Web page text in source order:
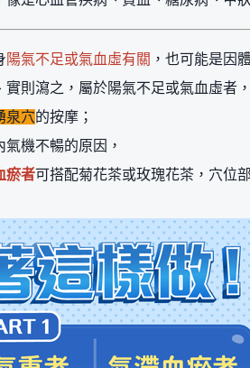
陽氣不足或氣血虛有關 ，也可能是因
則瀉之，屬於陽氣不足或氣血虛者
泉穴的按摩；
機不暢的原因，
瘀者可搭配菊花茶或玫瑰花茶，穴位